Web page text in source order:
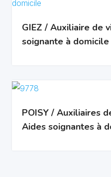
GIEZ / Auxiliaire de
soignante à domicile
POISY / Auxiliaires
Aides soignantes à